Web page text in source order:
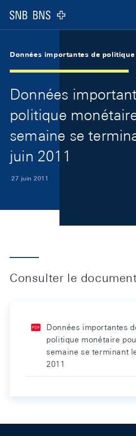
Logo
Données importantes de
Données
politique
semaine se
juin 2011
27 juin 2011
Consulter le document
Données importantes
politique monétaire
semaine se terminant
2011